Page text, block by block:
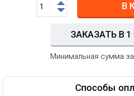
В
ЗАКАЗАТЬ В
Минимальная сумма
Способы